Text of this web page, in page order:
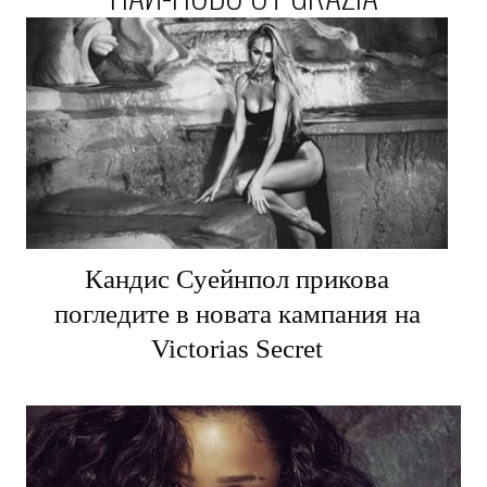
Кандис Суейнпол прикова
погледите в новата кампания на
Victorias Secret